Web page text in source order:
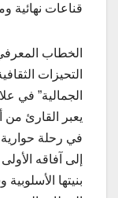
قناعات نهائية
الخطاب
التحيزات
الجمالية” في
يعبر القارئ من
في رحلة
إلى آفاقه
بنيتها